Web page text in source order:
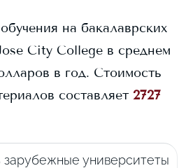
на бакалаврских
City College в среднем
в год. Стоимость
составляет 2727
зарубежные университеты